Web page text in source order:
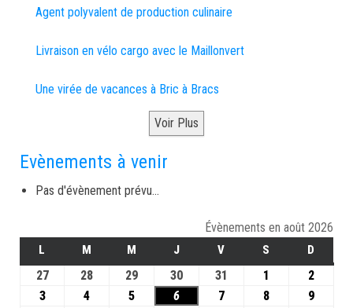
Agent polyvalent de production culinaire
Livraison en vélo cargo avec le Maillonvert
Une virée de vacances à Bric à Bracs
Voir Plus
Evènements à venir
Pas d'évènement prévu...
Évènements en août 2026
L M M J V S D
27 28 29 30 31 1
2
3
4 5 6 7 8
9